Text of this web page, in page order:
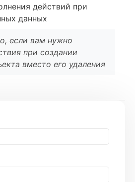
действий при
данных
если вам нужно
при создании
вместо его удаления